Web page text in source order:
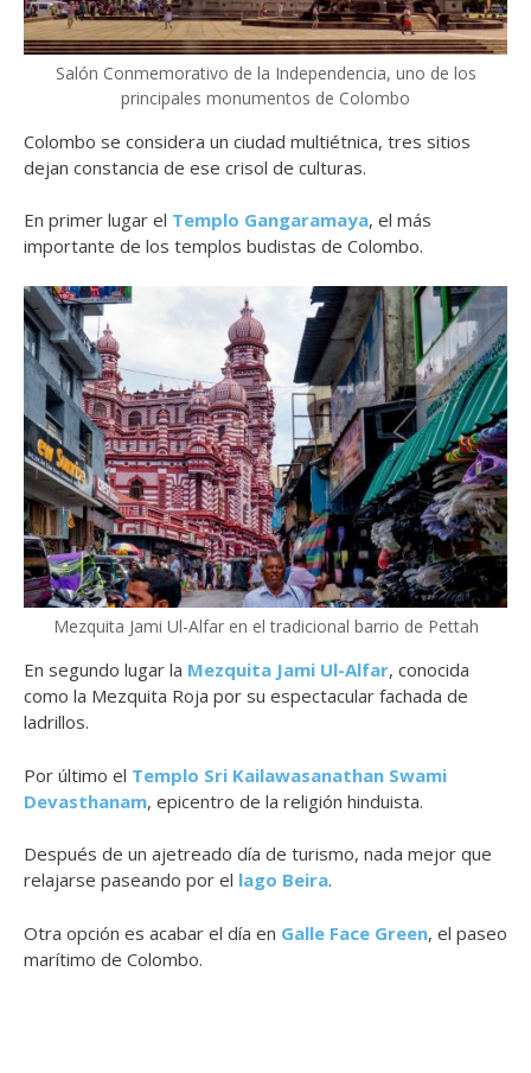
Salón Conmemorativo de la Independencia, uno de los
principales monumentos de Colombo
Colombo se considera un ciudad multiétnica, tres sitios
dejan constancia de ese crisol de culturas.
En primer lugar el Templo Gangaramaya, el más
importante de los templos budistas de Colombo.
Mezquita Jami Ul-Alfar en el tradicional barrio de Pettah
En segundo lugar la Mezquita Jami Ul-Alfar, conocida
como la Mezquita Roja por su espectacular fachada de
ladrillos.
Por último el Templo Sri Kailawasanathan Swami
Devasthanam, epicentro de la religión hinduista.
Después de un ajetreado día de turismo, nada mejor que
relajarse paseando por el lago Beira.
Otra opción es acabar el día en Galle Face Green, el paseo
marítimo de Colombo.